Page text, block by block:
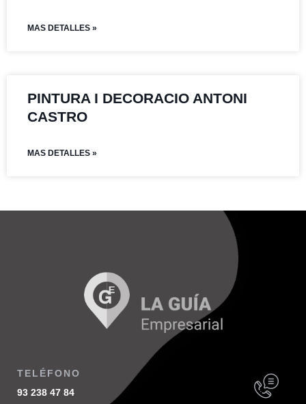
MAS DETALLES »
PINTURA I DECORACIO ANTONI
CASTRO
MAS DETALLES »
TELÉFONO
93 238 47 84